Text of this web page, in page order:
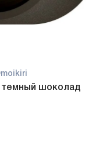
темный шоколад